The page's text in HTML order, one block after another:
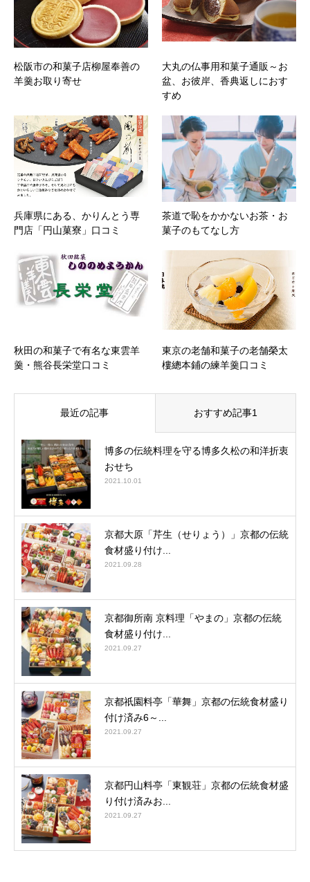
松阪市の和菓子店柳屋奉善の
羊羹お取り寄せ
大丸の仏事用和菓子通販～お
盆、お彼岸、香典返しにおす
すめ
兵庫県にある、かりんとう専
門店「円山菓寮」口コミ
茶道で恥をかかないお茶・お
菓子のもてなし方
秋田の和菓子で有名な東雲羊
羹・熊谷長栄堂口コミ
東京の老舗和菓子の老舗榮太
樓總本鋪の練羊羹口コミ
最近の記事 おすすめ記事1
博多の伝統料理を守る博多久松の和洋折衷
おせち
2021.10.01
京都大原「芹生（せりょう）」京都の伝統
食材盛り付け...
2021.09.28
京都御所南 京料理「やまの」京都の伝統
食材盛り付け...
2021.09.27
京都祇園料亭「華舞」京都の伝統食材盛り
付け済み6～...
2021.09.27
京都円山料亭「東観荘」京都の伝統食材盛
り付け済みお...
2021.09.27